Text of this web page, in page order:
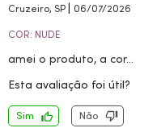
Cruzeiro, SP | 06/07/2026
COR: NUDE
amei o produto, a cor...
Esta avaliação foi útil?
Sim Não